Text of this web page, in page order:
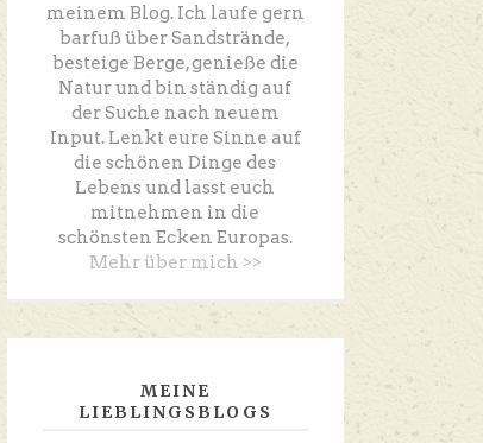
meinem Blog. Ich laufe gern
barfuß über Sandstrände,
besteige Berge, genieße die
Natur und bin ständig auf
der Suche nach neuem
Input. Lenkt eure Sinne auf
die schönen Dinge des
Lebens und lasst euch
mitnehmen in die
schönsten Ecken Europas.
Mehr über mich >>
MEINE
LIEBLINGSBLOGS